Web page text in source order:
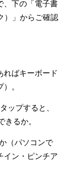
、下の「電子書
）」からご確認
ばキーボード
。
ップすると、
きるか。
（パソコンで
イン・ピンチア